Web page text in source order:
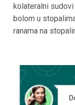
kolateralni
bolom u
ranama na